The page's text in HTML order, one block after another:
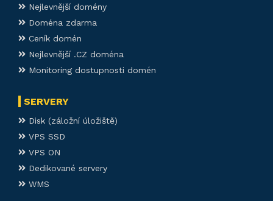
Nejlevnější domény
Doména zdarma
Ceník domén
Nejlevnější .CZ doména
Monitoring dostupnosti domén
SERVERY
Disk (záložní úložiště)
VPS SSD
VPS ON
Dedikované servery
WMS